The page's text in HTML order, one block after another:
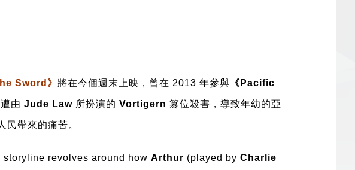
Sword》 將在今個週末上映，曾在 2013 年參與 《Pacific
由 Jude Law 所扮演的 Vortigern 篡位殺害，導致年幼的亞
民帶來的痛苦。
revolves around how Arthur (played by Charlie